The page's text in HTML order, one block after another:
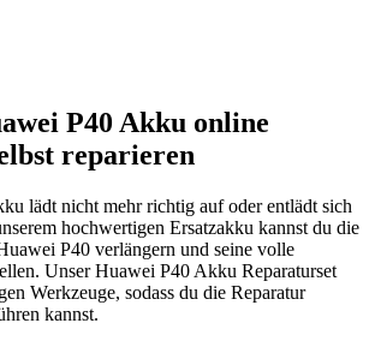
P40 Akku online
reparieren
lädt nicht mehr richtig auf oder entlädt sich
hochwertigen Ersatzakku kannst du die
P40 verlängern und seine volle
Unser Huawei P40 Akku Reparaturset
Werkzeuge, sodass du die Reparatur
kannst.